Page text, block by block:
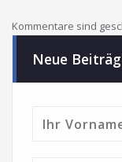
Kommentare sind
Neue